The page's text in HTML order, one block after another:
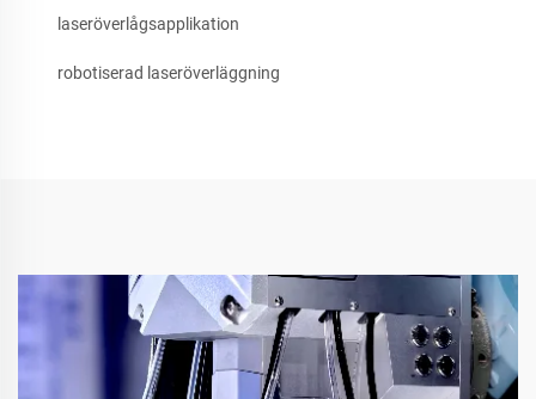
laseröverlågsapplikation
robotiserad laseröverläggning